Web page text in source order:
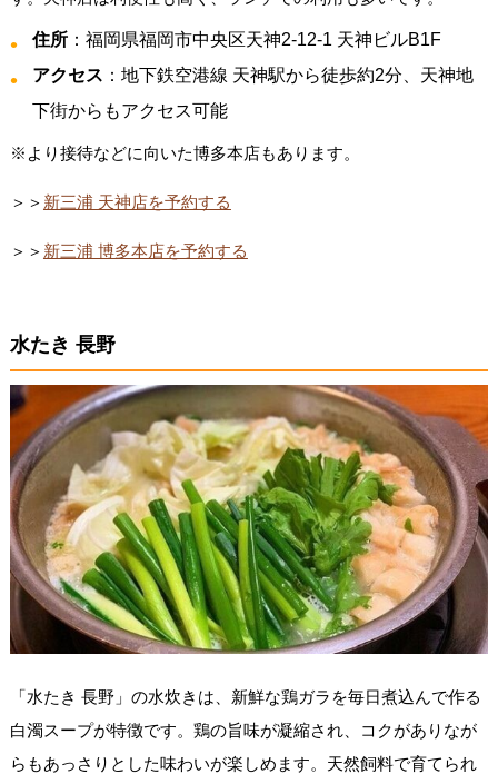
住所：福岡県福岡市中央区天神2-12-1 天神ビルB1F
アクセス ：地下鉄空港線 天神駅から徒歩約2分、天神地
下街からもアクセス可能
※より接待などに向いた博多本店もあります。
＞＞ 新三浦 天神店を予約する
＞＞ 新三浦 博多本店を予約する
水たき 長野
「水たき 長野」の水炊きは、新鮮な鶏ガラを毎日煮込んで作る
白濁スープが特徴です。鶏の旨味が凝縮され、コクがありなが
らもあっさりとした味わいが楽しめます。天然飼料で育てられ